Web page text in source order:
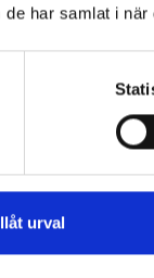
har samlat i
urval